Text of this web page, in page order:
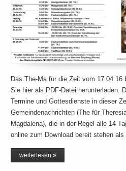
Das The-Ma für die Zeit vom 17.04.16
Sie hier als PDF-Datei herunterladen.
Termine und Gottesdienste in dieser
Gemeindenachrichten (The für
Magdalena), die in der Regel alle 14
online zum Download bereit stehen
weiterlesen »